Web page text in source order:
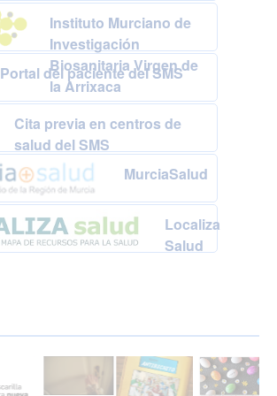
Instituto Murciano de
Investigación
Biosanitaria Virgen de
la Arrixaca
Portal del paciente del SMS
Cita previa en centros de
salud del SMS
MurciaSalud
Localiza
Salud